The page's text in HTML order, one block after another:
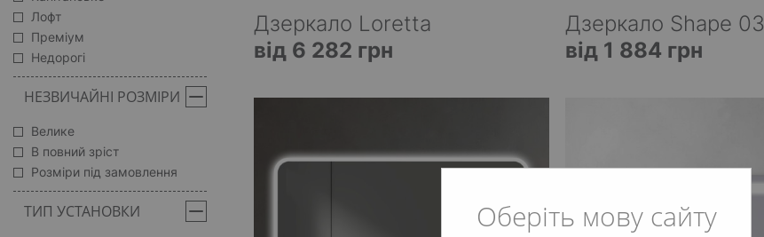
Оберіть мову сайту
Лофт
Преміум
Недорогі
НЕЗВИЧАЙНІ РОЗМІРИ
Велике
В повний зріст
Розміри під замовлення
ТИП УСТАНОВКИ
Дзеркало Loretta
від 6 282 грн
Дзеркало Shape 03
від 1 884 грн